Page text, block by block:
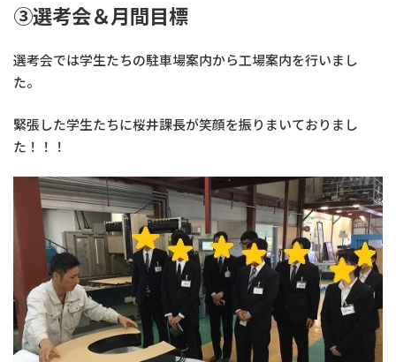
③選考会＆月間目標
選考会では学生たちの駐車場案内から工場案内を行いまし
た。
緊張した学生たちに桜井課長が笑顔を振りまいておりまし
た！！！